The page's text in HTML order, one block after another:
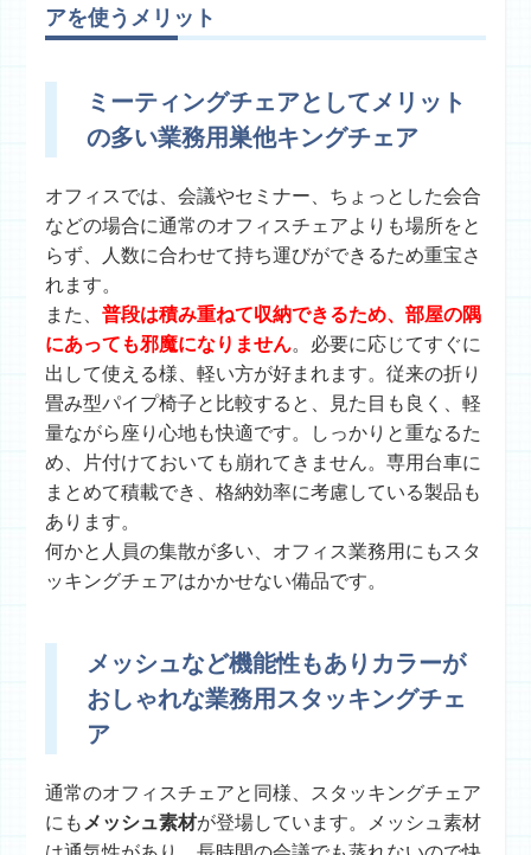
アを使うメリット
ミーティングチェアとしてメリット
の多い業務用巣他キングチェア
オフィスでは、会議やセミナー、ちょっとした会合
などの場合に通常のオフィスチェアよりも場所をと
らず、人数に合わせて持ち運びができるため重宝さ
れます。
また、普段は積み重ねて収納できるため、部屋の隅
にあっても邪魔になりません。必要に応じてすぐに
出して使える様、軽い方が好まれます。従来の折り
畳み型パイプ椅子と比較すると、見た目も良く、軽
量ながら座り心地も快適です。しっかりと重なるた
め、片付けておいても崩れてきません。専用台車に
まとめて積載でき、格納効率に考慮している製品も
あります。
何かと人員の集散が多い、オフィス業務用にもスタ
ッキングチェアはかかせない備品です。
メッシュなど機能性もありカラーが
おしゃれな業務用スタッキングチェ
ア
通常のオフィスチェアと同様、スタッキングチェア
にも メッシュ素材が登場しています。メッシュ素材